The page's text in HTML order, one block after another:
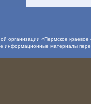
организации «Пермское
информационные материалы